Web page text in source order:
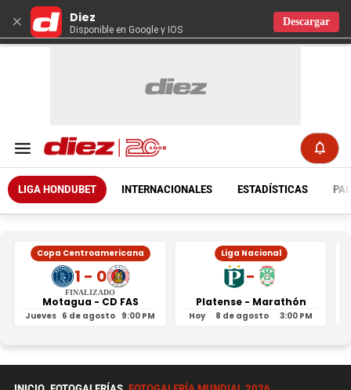
× Diez
Disponible en Google y IOS
Descargar
LIGA HONDUBET INTERNACIONALES ESTADÍSTICAS
Copa Centroamericana
1 - 0
FINALIZADO
Motagua - CD FAS
Jueves 6 de agosto 9:00 PM
Liga Nacional
-
Platense - Marathón
Hoy 8 de agosto 3:00 PM